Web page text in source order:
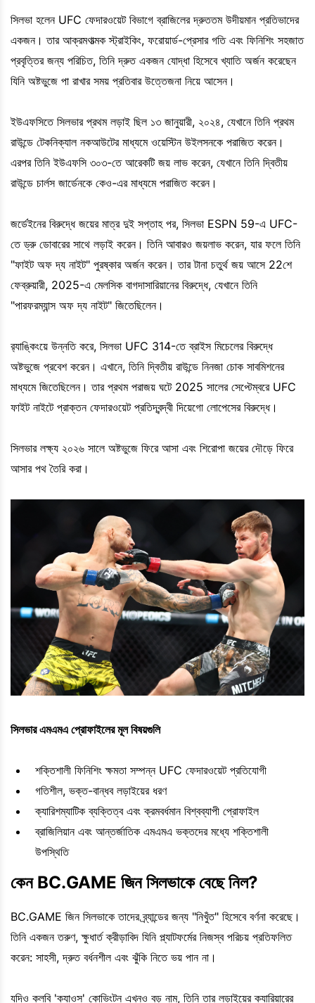
সিলভা হলেন UFC ফেদারওয়েট বিভাগে ব্রাজিলের দ্রুততম উদীয়মান প্রতিভাদের
একজন। তার আক্রমণাত্মক স্ট্রাইকিং, ফরোয়ার্ড-প্রেসার গতি এবং ফিনিশিং সহজাত
প্রবৃত্তির জন্য পরিচিত, তিনি দ্রুত একজন যোদ্ধা হিসেবে খ্যাতি অর্জন করেছেন
যিনি অষ্টভুজে পা রাখার সময় প্রতিবার উত্তেজনা নিয়ে আসেন।
ইউএফসিতে সিলভার প্রথম লড়াই ছিল ১৩ জানুয়ারী, ২০২৪, যেখানে তিনি প্রথম
রাউন্ডে টেকনিক্যাল নকআউটের মাধ্যমে ওয়েস্টিন উইলসনকে পরাজিত করেন।
এরপর তিনি ইউএফসি ৩০৩-তে আরেকটি জয় লাভ করেন, যেখানে তিনি দ্বিতীয়
রাউন্ডে চার্লস জার্ডেনকে কেও-এর মাধ্যমে পরাজিত করেন।
জর্ডেইনের বিরুদ্ধে জয়ের মাত্র দুই সপ্তাহ পর, সিলভা ESPN 59-এ UFC-
তে ড্রু ডোবারের সাথে লড়াই করেন। তিনি আবারও জয়লাভ করেন, যার ফলে তিনি
"ফাইট অফ দ্য নাইট" পুরষ্কার অর্জন করেন। তার টানা চতুর্থ জয় আসে 22শে
ফেব্রুয়ারী, 2025-এ মেলসিক বাগদাসারিয়ানের বিরুদ্ধে, যেখানে তিনি
"পারফরম্যান্স অফ দ্য নাইট" জিতেছিলেন।
র‌্যাঙ্কিংয়ে উন্নতি করে, সিলভা UFC 314-তে ব্রাইস মিচেলের বিরুদ্ধে
অষ্টভুজে প্রবেশ করেন। এখানে, তিনি দ্বিতীয় রাউন্ডে নিনজা চোক সাবমিশনের
মাধ্যমে জিতেছিলেন। তার প্রথম পরাজয় ঘটে 2025 সালের সেপ্টেম্বরে UFC
ফাইট নাইটে প্রাক্তন ফেদারওয়েট প্রতিদ্বন্দ্বী দিয়েগো লোপেসের বিরুদ্ধে।
সিলভার লক্ষ্য ২০২৬ সালে অষ্টভুজে ফিরে আসা এবং শিরোপা জয়ের দৌড়ে ফিরে
আসার পথ তৈরি করা।
সিলভার এমএমএ প্রোফাইলের মূল বিষয়গুলি
শক্তিশালী ফিনিশিং ক্ষমতা সম্পন্ন UFC ফেদারওয়েট প্রতিযোগী
গতিশীল, ভক্ত-বান্ধব লড়াইয়ের ধরণ
ক্যারিশম্যাটিক ব্যক্তিত্ব এবং ক্রমবর্ধমান বিশ্বব্যাপী প্রোফাইল
ব্রাজিলিয়ান এবং আন্তর্জাতিক এমএমএ ভক্তদের মধ্যে শক্তিশালী
উপস্থিতি
কেন BC.GAME জিন সিলভাকে বেছে নিল?
BC.GAME জিন সিলভাকে তাদের ব্র্যান্ডের জন্য "নিখুঁত" হিসেবে বর্ণনা করেছে।
তিনি একজন তরুণ, ক্ষুধার্ত ক্রীড়াবিদ যিনি প্ল্যাটফর্মের নিজস্ব পরিচয় প্রতিফলিত
করেন: সাহসী, দ্রুত বর্ধনশীল এবং ঝুঁকি নিতে ভয় পান না।
যদিও কলবি 'ক্যাওস' কোভিংটন এখনও বড় নাম, তিনি তার লড়াইয়ের ক্যারিয়ারের